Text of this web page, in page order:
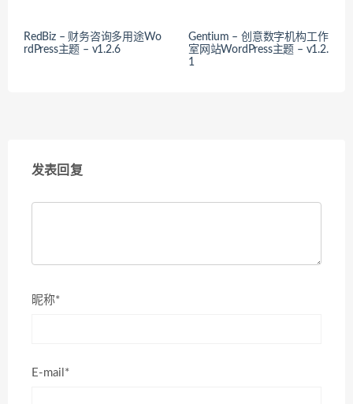
RedBiz – 财务咨询多用途Wo
rdPress主题 – v1.2.6
Gentium – 创意数字机构工作
室网站WordPress主题 – v1.2.
1
发表回复
昵称*
E-mail*